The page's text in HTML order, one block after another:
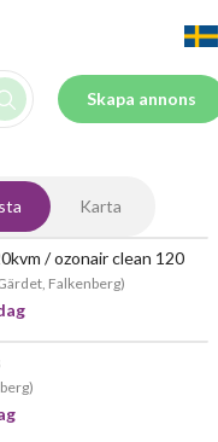
Skapa annons
Karta
JÄTTEPOPULÄR
/ ozonair clean 120
Falkenberg)
)